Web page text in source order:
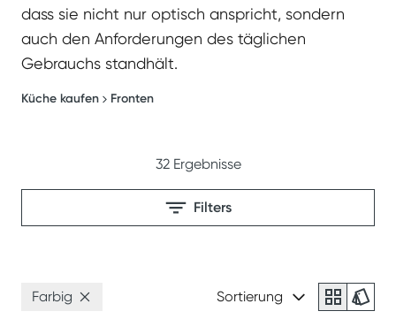
dass sie nicht nur optisch anspricht, sondern
auch den Anforderungen des täglichen
Gebrauchs standhält.
Küche kaufen Fronten
32Ergebnisse
Filters
Farbig Sortierung